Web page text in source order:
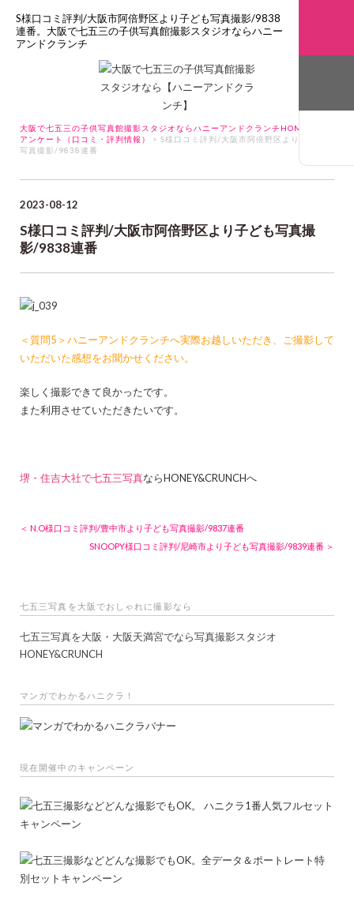
S様口コミ評判/大阪市阿倍野区より子ども写真撮影/9838
連番。大阪で七五三の子供写真館撮影スタジオならハニー
アンドクランチ
大阪で七五三の子供写真館撮影スタジオならハニーアンドクランチHOME
アンケート（口コミ・評判情報）
> S様口コミ評判/大阪市阿倍野区より子ども
写真撮影/9838連番
2023-08-12
S様口コミ評判/大阪市阿倍野区より子ども写真撮
影/9838連番
＜質問5＞ハニーアンドクランチへ実際お越しいただき、ご撮影して
いただいた感想をお聞かせください。
楽しく撮影できて良かったです。
また利用させていただきたいです。
堺・住吉大社で七五三写真ならHONEY&CRUNCHへ
＜ N.O様口コミ評判/豊中市より子ども写真撮影/9837連番
SNOOPY様口コミ評判/尼崎市より子ども写真撮影/9839連番 ＞
七五三写真を大阪でおしゃれに撮影なら
七五三写真を大阪・大阪天満宮でなら写真撮影スタジオ
HONEY&CRUNCH
マンガでわかるハニクラ！
現在開催中のキャンペーン